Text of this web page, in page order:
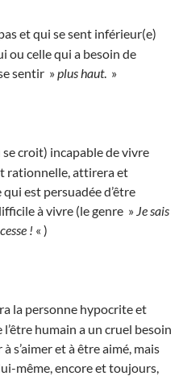
et qui se sent inférieur(e)
ou celle qui a besoin de
sentir »plus haut. »
croit) incapable de vivre
rationnelle, attirera et
est persuadée d’être
à vivre (le genre » Je sais
! « )
la personne hypocrite et
humain a un cruel besoin
s’aimer et à être aimé, mais
même, encore et toujours,